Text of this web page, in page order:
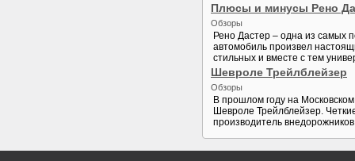
Плюсы и минусы Рено
Обзоры
Рено Дастер – одна из самых
автомобиль произвел
стильных и вместе с тем
Шевроле Трейлблейзер
Обзоры
В прошлом году на
Шевроле Трейлблейзер.
производитель